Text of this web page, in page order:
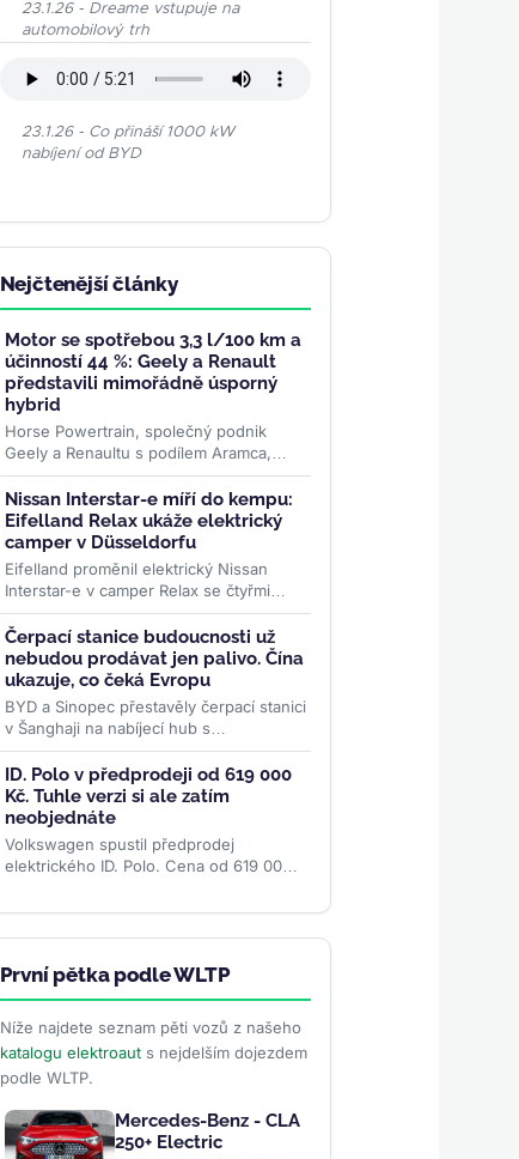
23.1.26 - Dreame vstupuje na
automobilový trh
23.1.26 - Co přináší 1000 kW
nabíjení od BYD
Nejčtenější články
Motor se spotřebou 3,3 l/100 km a
účinností 44 %: Geely a Renault
představili mimořádně úsporný
hybrid
Horse Powertrain, společný podnik
Geely a Renaultu s podílem Aramca,
představil systém, který během měsíců
promění elektromobilovou...>>
Nissan Interstar-e míří do kempu:
Eifelland Relax ukáže elektrický
camper v Düsseldorfu
Eifelland proměnil elektrický Nissan
Interstar-e v camper Relax se čtyřmi
místy k jízdě, pevným lůžkem pro dva a
topením napájeným z...>>
Čerpací stanice budoucnosti už
nebudou prodávat jen palivo. Čína
ukazuje, co čeká Evropu
BYD a Sinopec přestavěly čerpací stanici
v Šanghaji na nabíjecí hub s
odpočinkovou zónou a bateriovým
úložištěm. Podobný model může...>>
ID. Polo v předprodeji od 619 000
Kč. Tuhle verzi si ale zatím
neobjednáte
Volkswagen spustil předprodej
elektrického ID. Polo. Cena od 619 000
označuje jako „již brzy"....>>
První pětka podle WLTP
Níže najdete seznam pěti vozů z našeho
katalogu elektroauts nejdelším dojezdem
podle WLTP.
Mercedes-Benz - CLA
250+ Electric